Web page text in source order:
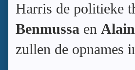
Harris de politieke
Benmussa en
zullen de opnames